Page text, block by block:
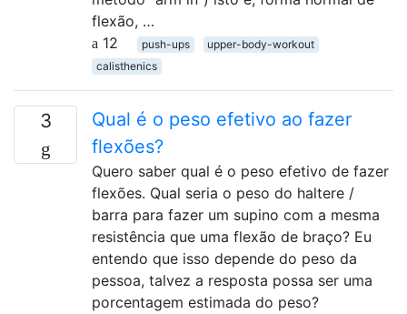
flexão, …
12
push-ups
upper-body-workout
calisthenics
3
Qual é o peso efetivo ao fazer
flexões?
Quero saber qual é o peso efetivo de fazer
flexões. Qual seria o peso do haltere /
barra para fazer um supino com a mesma
resistência que uma flexão de braço? Eu
entendo que isso depende do peso da
pessoa, talvez a resposta possa ser uma
porcentagem estimada do peso?